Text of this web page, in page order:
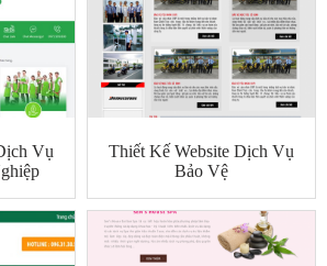
Vụ
Thiết Kế Website Dịch Vụ
Bảo Vệ